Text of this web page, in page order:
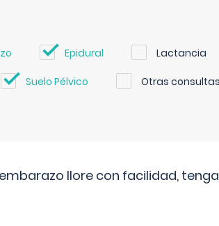
Epidural Lactancia
Suelo Pélvico Otras consultas
llore con facilidad,